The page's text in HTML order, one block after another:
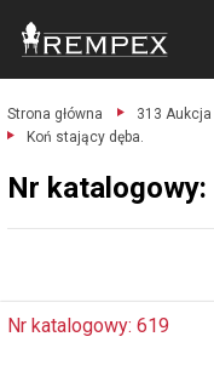
Strona główna
313
Koń stający dęba.
Nr katalogowy:
Nr katalogowy: 619